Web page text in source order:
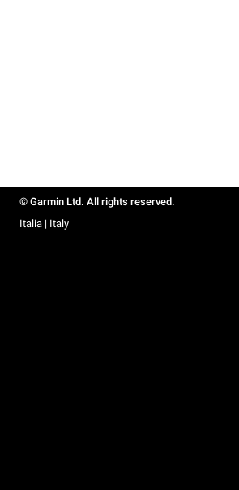
© Garmin Ltd. All rights reserved.
Italia | Italy